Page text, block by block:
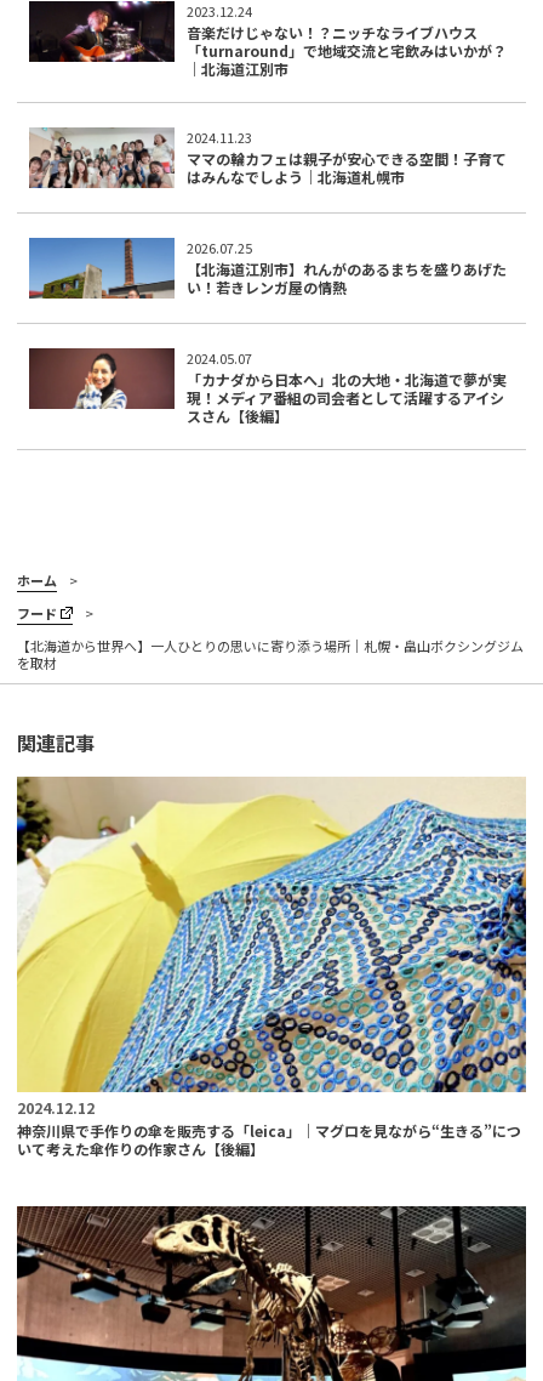
2023.12.24
音楽だけじゃない！？ニッチなライブハウス
「turnaround」で地域交流と宅飲みはいかが？
｜北海道江別市
2024.11.23
ママの輪カフェは親子が安心できる空間！子育て
はみんなでしよう｜北海道札幌市
2026.07.25
【北海道江別市】れんがのあるまちを盛りあげた
い！若きレンガ屋の情熱
2024.05.07
「カナダから日本へ」北の大地・北海道で夢が実
現！メディア番組の司会者として活躍するアイシ
スさん【後編】
ホーム
フード
【北海道から世界へ】一人ひとりの思いに寄り添う場所｜札幌・畠山ボクシングジム
を取材
関連記事
2024.12.12
神奈川県で手作りの傘を販売する「leica」｜マグロを見ながら“生きる”につ
いて考えた傘作りの作家さん【後編】